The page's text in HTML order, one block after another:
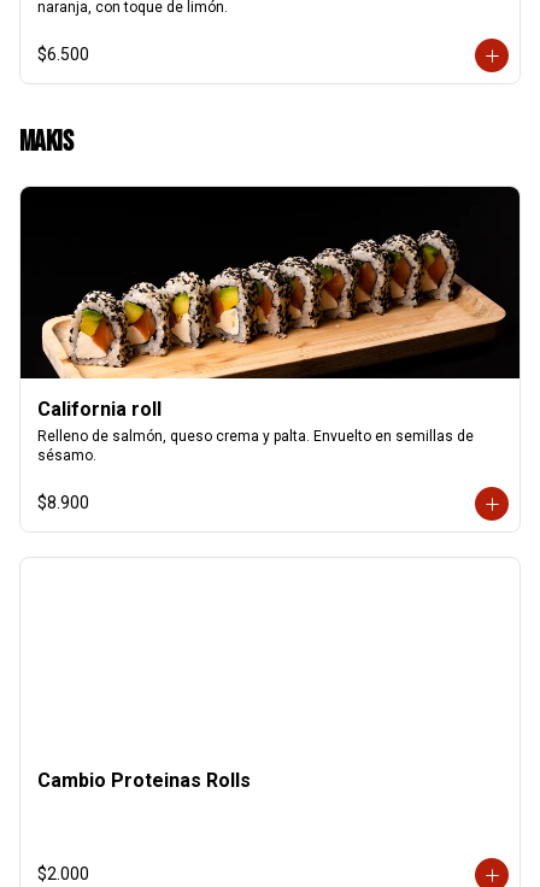
naranja, con toque de limón.
$6.500
Makis
California roll
Relleno de salmón, queso crema y palta. Envuelto en semillas de
sésamo.
$8.900
Cambio Proteinas Rolls
$2.000